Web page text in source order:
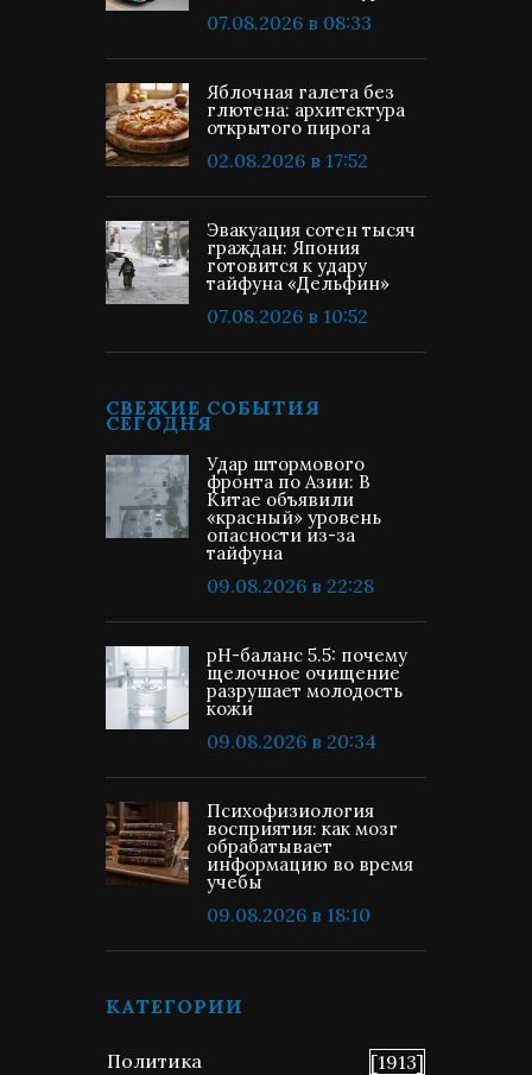
07.08.2026 в 08:33
Яблочная галета без
глютена: архитектура
открытого пирога
02.08.2026 в 17:52
Эвакуация сотен тысяч
граждан: Япония
готовится к удару
тайфуна «Дельфин»
07.08.2026 в 10:52
СВЕЖИЕ СОБЫТИЯ
СЕГОДНЯ
Удар штормового
фронта по Азии: В
Китае объявили
«красный» уровень
опасности из-за
тайфуна
09.08.2026 в 22:28
pH-баланс 5.5: почему
щелочное очищение
разрушает молодость
кожи
09.08.2026 в 20:34
Психофизиология
восприятия: как мозг
обрабатывает
информацию во время
учебы
09.08.2026 в 18:10
КАТЕГОРИИ
Политика
[1913]